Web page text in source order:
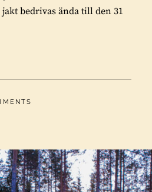
bedrivas ända till den 31